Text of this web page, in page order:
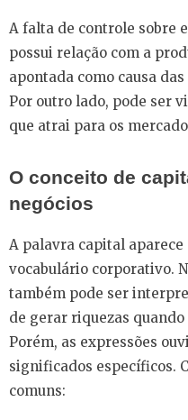
A falta de controle sobre
possui relação com a
apontada como causa
Por outro lado, pode ser
que atrai para os
O conceito de
negócios
A palavra capital
vocabulário corporativo.
também pode ser
de gerar riquezas
Porém, as expressões
significados específicos.
comuns: